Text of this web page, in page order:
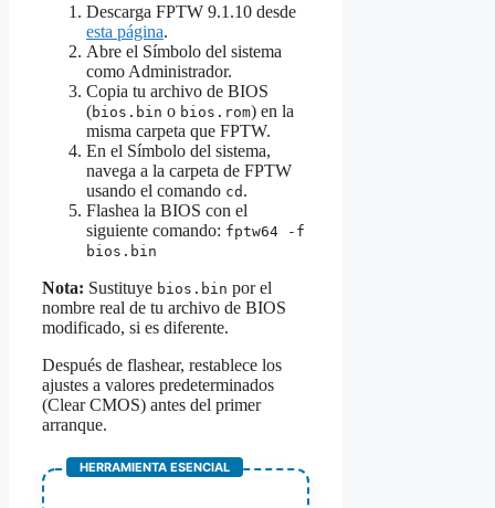
Descarga FPTW 9.1.10 desde
esta página.
Abre el Símbolo del sistema
como Administrador.
Copia tu archivo de BIOS
(bios.bin o bios.rom) en la
misma carpeta que FPTW.
En el Símbolo del sistema,
navega a la carpeta de FPTW
usando el comando cd .
Flashea la BIOS con el
siguiente comando: fptw64 -f
bios.bin
Nota: Sustituye bios.bin por el
nombre real de tu archivo de BIOS
modificado, si es diferente.
Después de flashear, restablece los
ajustes a valores predeterminados
(Clear CMOS) antes del primer
arranque.
HERRAMIENTA ESENCIAL